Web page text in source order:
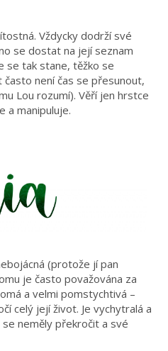
Vždycky dodrží své
se dostat na její seznam
se tak stane, těžko se
není čas se přesunout,
Lou rozumí). Věří jen hrstce
a manipuluje.
(protože jí pan
je často považována za
a velmi pomstychtivá –
celý její život. Je vychytralá a
neměly překročit a své